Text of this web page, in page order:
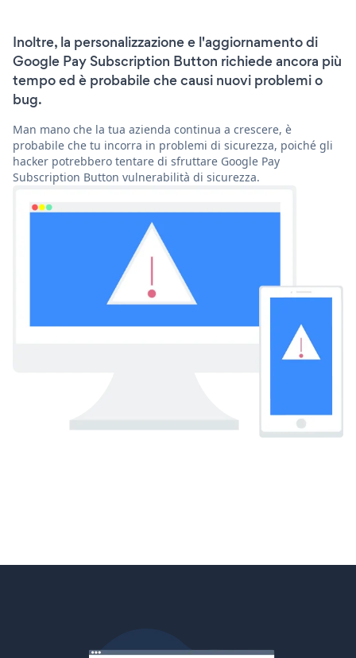
Inoltre, la personalizzazione e l'aggiornamento di
Google Pay Subscription Button richiede ancora più
tempo ed è probabile che causi nuovi problemi o
bug.
Man mano che la tua azienda continua a crescere, è
probabile che tu incorra in problemi di sicurezza, poiché gli
hacker potrebbero tentare di sfruttare Google Pay
Subscription Button vulnerabilità di sicurezza.